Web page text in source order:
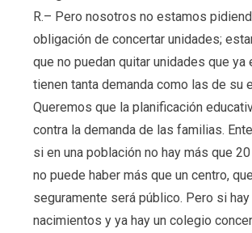
R.– Pero nosotros no estamos
obligación de concertar unidades;
que no puedan quitar unidades que ya
tienen tanta demanda como las de su
Queremos que la planificación
contra la demanda de las familias.
si en una población no hay más que
no puede haber más que un centro, que
seguramente será público. Pero si hay
nacimientos y ya hay un colegio